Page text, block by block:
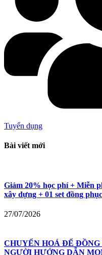
Tuyển dụng
Bài viết mới
Giảm 20% học phí + Miễn
xây dựng + 01 set đồng
27/07/2026
CHUYỂN HOÁ ĐỂ
NGƯỜI HƯỚNG DẪN